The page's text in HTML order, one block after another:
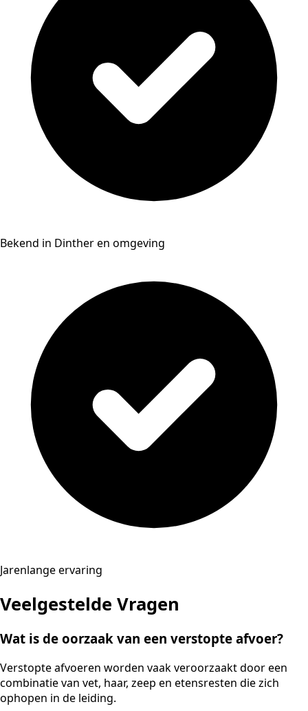
Bekend in Dinther en omgeving
Jarenlange ervaring
Veelgestelde Vragen
Wat is de oorzaak van een verstopte afvoer?
Verstopte afvoeren worden vaak veroorzaakt door een
combinatie van vet, haar, zeep en etensresten die zich
ophopen in de leiding.